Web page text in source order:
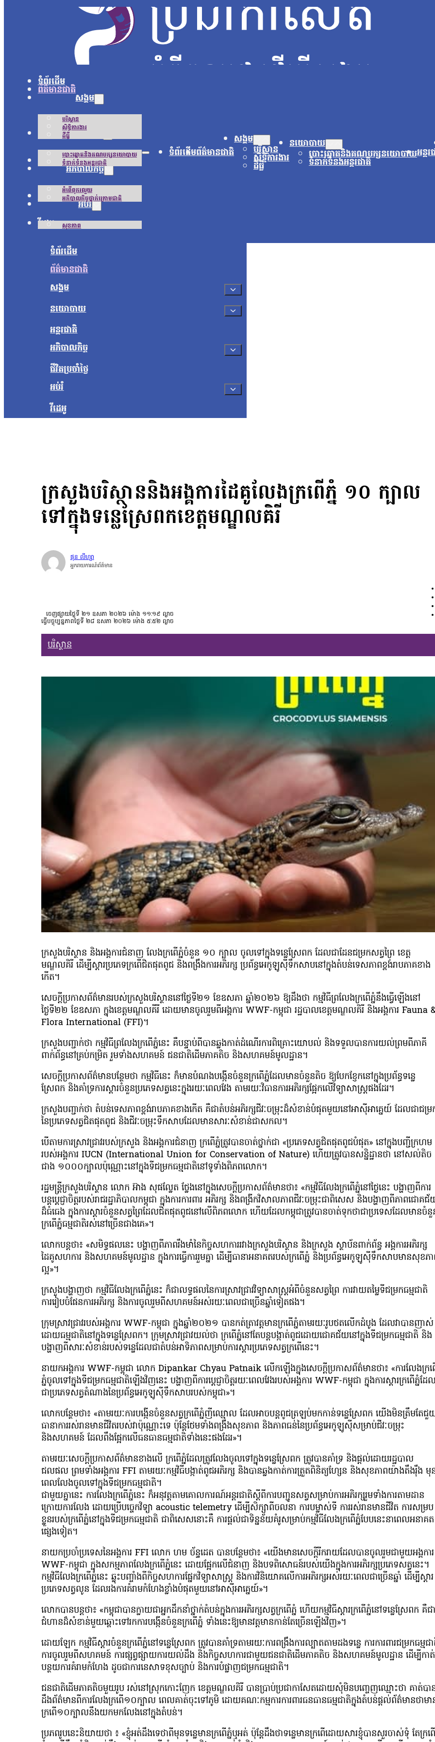
ទំព័រដើម
ព័ត៌មានជាតិ
សង្គម
បរិស្ថាន
សិទ្ធិការងារ
ដីធ្លីនយោបាយ
បោះឆ្នោតនិងគណបក្សនយោបាយ
ទំនាក់ទំនងអន្តរជាតិ
អន្តរជាតិ
អភិបាលកិច្ច
អំពើពុករលួយ
អភិបាលកិច្ចថ្នាក់ក្រោមជាតិ
ជីវិតប្រចាំថ្ងៃ
អប់រំ
សុខភាព
វីដេអូ
ទំព័រដើមព័ត៌មានជាតិ
សង្គម
បរិស្ថាន
សិទ្ធិការងារ
ដីធ្លី
នយោបាយ
បោះឆ្នោតនិងគណបក្សនយោបាយ
ទំនាក់ទំនងអន្តរជាតិ
អន្ត
ទំព័រដើម
ព័ត៌មានជាតិ
សង្គម
នយោបាយ
អន្តរជាតិ
អភិបាលកិច្ច
ជីវិតប្រចាំថ្ងៃ
អប់រំ
វីដេអូ
ក្រសួងបរិស្ថាននិងអង្គការដៃគូលែងក្រពើភ្នំ ១០ ក្បាល
ទៅក្នុងទន្លេស្រែពកខេត្តមណ្ឌលគិរី
ផុន លីហ្សា
អ្នករាយការណ៍ព័ត៌មាន
ចេញផ្សាយថ្ងៃទី ២១ ឧសភា ២០២៦ ម៉ោង ១១:១៩ ល្ងាច
ធ្វើបច្ចុប្បន្នភាពថ្ងៃទី ២៨ ឧសភា ២០២៦ ម៉ោង ៥:៥២ ល្ងាច
បរិស្ថាន
ក្រសួងបរិស្ថាន និងអង្គការជំនាញ លែងក្រពើភ្នំចំនួន ១០ ក្បាល ចូលទៅក្នុងទន្លេស្រែពក ដែលជាដែនជម្រកសត្វព្រៃ ខេត្ត
មណ្ឌលគិរី ដើម្បីស្ដារប្រភេទក្រពើជិតផុតពូជ និងពង្រឹងការអភិរក្ស ប្រព័ន្ធអេកូឡូស៊ីទឹកសាបនៅក្នុងតំបន់ទេសភាពខ្ពង់រាបភាគខាង
កើត។
សេចក្ដីប្រកាសព័ត៌មានរបស់ក្រសួងបរិស្ថាននៅថ្ងៃទី២១ ខែឧសភា ឆ្នាំ២០២៦ ឱ្យដឹងថា កម្មវិធីព្រលែងក្រពើភ្នំនឹងធ្វើឡើងនៅ
ថ្ងៃទី២២ ខែឧសភា ក្នុងខេត្តមណ្ឌលគីរី ដោយមានចូលរួមពីអង្គការ WWF-កម្ពុជា រដ្ឋបាលខេត្តមណ្ឌលគិរី និងអង្គការ Fauna
Flora International (FFI)។
ក្រសួងបញ្ជាក់ថា កម្មវិធីព្រលែងក្រពើភ្នំនេះ គឺបន្ទាប់ពីបានឆ្លងកាត់ដំណើរការពិគ្រោះយោបល់ និងទទួលបានការយល់ព្រមពីភាគី
ពាក់ព័ន្ធនៅគ្រប់កម្រិត រួមទាំងសហគមន៍ ជនជាតិដើមភាគតិច និងសហគមន៍មូលដ្ឋាន។
សេចក្ដីប្រកាសព័ត៌មានបន្ថែមថា កម្មវិធីនេះ ក៏មានបំណងបង្កើនចំនួនក្រពើភ្នំដែលមានចំនួនតិច ឱ្យបែកខ្ញែកនៅក្នុងប្រព័ន្ធទន្លេ
ស្រែពក និងគាំទ្រការស្តារចំនួនប្រភេទសត្វនេះក្នុងរយៈពេលវែង តាមរយៈវិធានការអភិរក្សផ្អែកលើវិទ្យាសាស្ត្រផងដែរ។
ក្រសួងបញ្ជាក់ថា តំបន់ទេសភាពខ្ពង់រាបភាគខាងកើត គឺជាតំបន់អភិរក្សជីវៈចម្រុះដ៏សំខាន់បំផុតមួយនៅអាស៊ីអាគ្នេយ៍ ដែលជាជម្រ
នៃប្រភេទសត្វជិតផុតពូជ និងជីវៈចម្រុះទឹកសាបដែលមានសារៈសំខាន់ជាសកល។
បើតាមការស្រាវជ្រាវរបស់ក្រសួង និងអង្គការជំនាញ ក្រពើភ្នំត្រូវបានចាត់ថ្នាក់ជា «ប្រភេទសត្វជិតផុតពូជបំផុត» នៅក្នុងបញ្ជីក្រហម
របស់អង្គការ IUCN (International Union for Conservation of Nature) ហើយត្រូវបានសន្និដ្ឋានថា នៅសល់តិច
ជាង ១០០០ក្បាលប៉ុណ្ណោះនៅក្នុងទីជម្រកធម្មជាតិនៅទូទាំងពិភពលោក។
រដ្ឋមន្ត្រីក្រសួងបរិស្ថាន លោក អ៊ាង សុផល្លែត ថ្លែងនៅក្នុងសេចក្ដីប្រកាសព័ត៌មានថា៖ «កម្មវិធីលែងក្រពើភ្នំនៅថ្ងៃនេះ បង្ហាញពីការ
បន្តប្តេជ្ញាចិត្តរបស់រាជរដ្ឋាភិបាលកម្ពុជា ក្នុងការការពារ អភិរក្ស និងពង្រីកវិសាលភាពជីវៈចម្រុះជាពិសេស និងបង្ហាញពីភាពជោគ
ដ៏ធំធេង ក្នុងការស្ដារចំនួនសត្វព្រៃដែលជិតផុតពូជនៅលើពិភពលោក ហើយដែលកម្ពុជាត្រូវបានចាត់ទុកថាជាប្រទេសដែលមានចំ
ក្រពើភ្នំធម្មជាតិរស់នៅច្រើនជាងគេ»។
លោកបន្តថា៖ «សមិទ្ធផលនេះ បង្ហាញពីភាពរឹងមាំនៃកិច្ចសហការរវាងក្រសួងបរិស្ថាន និងក្រសួង ស្ថាប័នពាក់ព័ន្ធ អង្គការអភិរក្ស
ដៃគូសហការ និងសហគមន៍មូលដ្ឋាន ក្នុងការធ្វើការរួមគ្នា ដើម្បីធានាអនាគតរបស់ក្រពើភ្នំ និងប្រព័ន្ធអេកូឡូស៊ីទឹកសាបមានសុខភ
ល្អ»។
ក្រសួងបង្ហាញថា កម្មវិធីលែងក្រពើភ្នំនេះ ក៏ជាលទ្ធផលនៃការស្រាវជ្រាវវិទ្យាសាស្ត្រអំពីចំនួនសត្វព្រៃ ការវាយតម្លៃទីជម្រកធម្មជាតិ
ការរៀបចំផែនការអភិរក្ស និងការចូលរួមពីសហគមន៍អស់រយៈពេលជាច្រើនឆ្នាំទៀតផង។
ក្រុមស្រាវជ្រាវរបស់អង្គការ WWF-កម្ពុជា ក្នុងឆ្នាំ២០២១ បានកត់ត្រាវត្តមានក្រពើភ្នំតាមរយៈរូបថតលើកដំបូង ដែលវាបានញាស់
ដោយធម្មជាតិនៅក្នុងទន្លេស្រែពក។ ក្រុមស្រាវជ្រាវយល់ថា ក្រពើភ្នំនៅតែបន្តបង្កាត់ពូជដោយជោគជ័យនៅក្នុងទីជម្រកធម្មជាតិ និង
បង្ហាញពីសារៈសំខាន់របស់ទន្លេដែលជាតំបន់អាទិភាពសម្រាប់ការស្តារប្រភេទសត្វក្រពើនេះ។
នាយកអង្គការ WWF-កម្ពុជា លោក Dipankar Chyau Patnaik លើកឡើងក្នុងសេចក្ដីប្រកាសព័ត៌មានថា៖ «ការលែងក្រព
ភ្នំចូលទៅក្នុងទីជម្រកធម្មជាតិឡើងវិញនេះ បង្ហាញពីការប្តេជ្ញាចិត្តរយៈពេលវែងរបស់អង្គការ WWF-កម្ពុជា ក្នុងការស្តារក្រពើភ្នំដែ
ជាប្រភេទសត្វតំណាងនៃប្រព័ន្ធអេកូឡូស៊ីទឹកសាបរបស់កម្ពុជា»។
លោកបន្ថែមថា៖ «តាមរយៈការបង្កើនចំនួនសត្វក្រពើភ្នំញីឈ្មោល ដែលអាចបន្តពូជត្រឡប់មកកាន់ទន្លេស្រែពក យើងមិនត្រឹមតែជួ
ធានាការរស់រានមានជីវិតរបស់វាប៉ុណ្ណោះទេ ប៉ុន្តែថែមទាំងពង្រឹងសុខភាព និងភាពធន់នៃប្រព័ន្ធអេកូឡូស៊ីសម្រាប់ជីវៈចម្រុះ
និងសហគមន៍ ដែលពឹងផ្អែកលើធនធានធម្មជាតិទាំងនេះផងដែរ»។
តាមរយៈសេចក្ដីប្រកាសព័ត៌មានខាងលើ ក្រពើភ្នំដែលត្រូវលែងចូលទៅក្នុងទន្លេស្រែពក ត្រូវបានគាំទ្រ និងផ្តល់ដោយរដ្ឋបាល
ជលផល ព្រមទាំងអង្គការ FFI តាមរយៈកម្មវិធីបង្កាត់ពូជអភិរក្ស និងបានឆ្លងកាត់ការត្រួតពិនិត្យហ្សែន និងសុខភាពយ៉ាងតឹងរ៉ឹង មុ
ពេលលែងចូលទៅក្នុងទីជម្រកធម្មជាតិ។
ជាមួយគ្នានេះ ការលែងក្រពើភ្នំនេះ ក៏អនុវត្តតាមគោលការណ៍អន្តរជាតិស្តីពីការបញ្ជូនសត្វសម្រាប់ការអភិរក្សរួមទាំងការតាមដាន
ក្រោយការលែង ដោយប្រើបច្ចេកវិទ្យា acoustic telemetry ដើម្បីសិក្សាពីចលនា ការបម្លាស់ទី ការរស់រានមានជីវិត ការសម្រប
ខ្លួនរបស់ក្រពើភ្នំនៅក្នុងទីជម្រកធម្មជាតិ ជាពិសេសនោះគឺ ការផ្តល់ជាទិន្នន័យគំរូសម្រាប់កម្មវិធីលែងក្រពើភ្នំបែបនេះនាពេលអនាគត
ផ្សេងទៀត។
នាយកប្រចាំប្រទេសនៃអង្គការ FFI លោក ហម ច័ន្ទដេត បានបន្ថែមថា៖ «យើងមានសេចក្តីរីករាយដែលបានចូលរួមជាមួយអង្គការ
WWF-កម្ពុជា ក្នុងសកម្មភាពលែងក្រពើភ្នំនេះ ដោយផ្អែកលើជំនាញ និងបទពិសោធន៍របស់យើងក្នុងការអភិរក្សប្រភេទសត្វនេះ។
កម្មវិធីលែងក្រពើភ្នំនេះ ឆ្លុះបញ្ចាំងពីកិច្ចសហការផ្នែកវិទ្យាសាស្ត្រ និងការវិនិយោគលើការអភិរក្សអស់រយៈពេលជាច្រើនឆ្នាំ ដើម្បីស្តារ
ប្រភេទសត្វលូន ដែលរងការគំរាមកំហែងខ្លាំងបំផុតមួយនៅអាស៊ីអាគ្នេយ៍»។
លោកបានបន្តថា៖ «កម្ពុជាបានក្លាយជាអ្នកដឹកនាំថ្នាក់តំបន់ក្នុងការអភិរក្សសត្វក្រពើភ្នំ ហើយកម្មវិធីស្តារក្រពើភ្នំនៅទន្លេស្រែពក គឺជា
ជំហានដ៏សំខាន់មួយឆ្ពោះទៅរកការបង្កើនចំនួនក្រពើភ្នំ ទាំងនេះឱ្យមានវត្តមានកាន់តែច្រើនឡើងវិញ»។
ដោយឡែក កម្មវិធីស្តារចំនួនក្រពើភ្នំនៅទន្លេស្រែពក ត្រូវបានគាំទ្រតាមរយៈការពង្រឹងការល្បាតតាមដងទន្លេ ការការពារជម្រកធម្មជ
ការចូលរួមពីសហគមន៍ ការផ្សព្វផ្សាយការយល់ដឹង និងកិច្ចសហការជាមួយជនជាតិដើមភាគតិច និងសហគមន៍មូលដ្ឋាន ដើម្បីកាត់
បន្ថយការគំរាមកំហែង ដូចជាការនេសាទខុសច្បាប់ និងការបំផ្លាញជម្រកធម្មជាតិ។
ជនជាតិដើមភាគតិចមួយរូប រស់នៅស្រុកកោះញែក ខេត្ដមណ្ឌលគិរី បានប្រាប់ប្រជាកាសែតដោយសុំមិនបញ្ចេញឈ្មោះថា គាត់បា
ដឹងព័ត៌មានពីការលែងក្រពើ១០ក្បាល ពេលគាត់ចុះទៅភូមិ ដោយគណៈកម្មការការពារធនធានធម្មជាតិក្នុងតំបន់ផ្ដល់ព័ត៌មានថាមា
ក្រពើ១០ក្បាលនឹងយកមកលែងនៅក្នុងតំបន់។
ប្រភពរូបនេះនិយាយថា ៖ «ខ្ញុំអត់ដឹងទេថាពីមុនទន្លេមានក្រពើភ្នំឬអត់ ប៉ុន្តែដឹងថាទន្លេមានក្រពើដោយសារខ្ញុំបានសួរចាស់ទុំ តែក្រពើ